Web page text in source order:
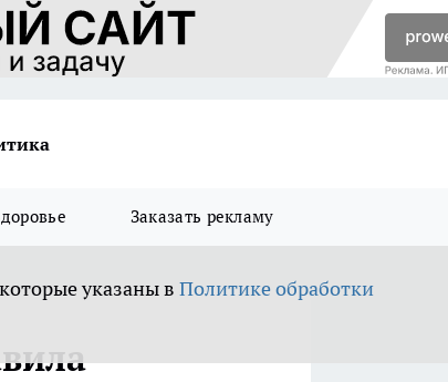
Заказать рекламу
указаны в Политике обработки